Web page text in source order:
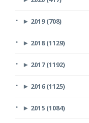
► 2019 (708)
► 2018 (1129)
► 2017 (1192)
► 2016 (1125)
► 2015 (1084)